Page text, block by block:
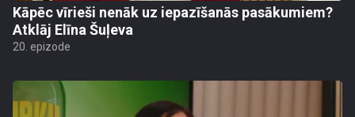
Kāpēc vīrieši nenāk uz iepazīšanās pasākumiem?
Atklāj Elīna Šuļeva
20. epizode